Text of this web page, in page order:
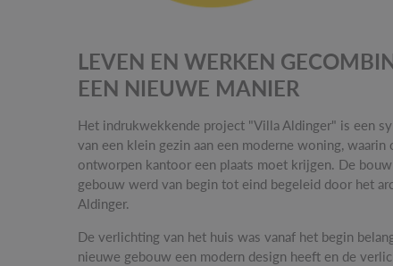
LEVEN EN WERKEN
EEN NIEUWE MANIER
Het indrukwekkende project "Villa Aldinger" is een
van een klein gezin aan een moderne woning,
ontworpen kantoor een plaats moet krijgen. De
gebouw werd van begin tot eind begeleid door het
Aldinger.
De verlichting van het huis was vanaf het begin
nieuwe gebouw een modern design heeft en de